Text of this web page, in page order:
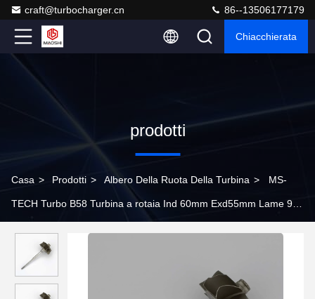
craft@turbocharger.cn 86--13506177179
Chiacchierata
prodotti
Casa > Prodotti > Albero Della Ruota Della Turbina > MS-
TECH Turbo B58 Turbina a rotaia Ind 60mm Exd55mm Lame 9